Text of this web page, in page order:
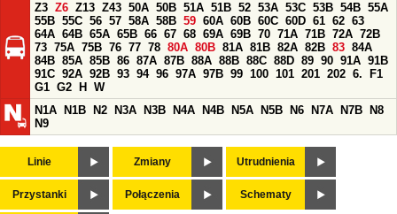
Z3 Z6 Z13 Z43 50A 50B 51A 51B 52 53A 53C 53B 54B 55A
55B 55C 56 57 58A 58B 59 60A 60B 60C 60D 61 62 63
64A 64B 65A 65B 66 67 68 69A 69B 70 71A 71B 72A 72B
73 75A 75B 76 77 78 80A 80B 81A 81B 82A 82B 83 84A
84B 85A 85B 86 87A 87B 88A 88B 88C 88D 89 90 91A 91B
91C 92A 92B 93 94 96 97A 97B 99 100 101 201 202 6.
F1
G1 G2 H
W
N1A
N1B N2 N3A N3B N4A N4B N5A N5B N6 N7A N7B
N8
N9
Linie Zmiany Utrudnienia
Przystanki Połączenia Schematy